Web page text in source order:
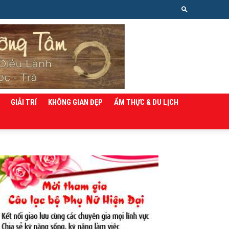
GIẢI TRÍ KHÔNG GIAN ĐẸP ẨM THỰC & DU LỊCH